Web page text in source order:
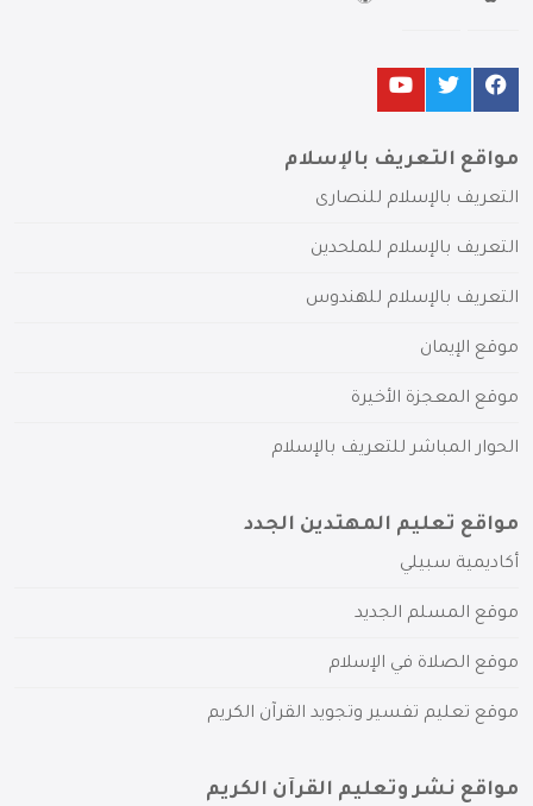
مواقع التعريف بالإسلام
التعريف بالإسلام للنصارى
التعريف بالإسلام للملحدين
التعريف بالإسلام للهندوس
موقع الإيمان
موقع المعجزة الأخيرة
الحوار المباشر للتعريف بالإسلام
مواقع تعليم المهتدين الجدد
أكاديمية سبيلي
موقع المسلم الجديد
موقع الصلاة في الإسلام
موقع تعليم تفسير وتجويد القرآن الكريم
مواقع نشر وتعليم القرآن الكريم